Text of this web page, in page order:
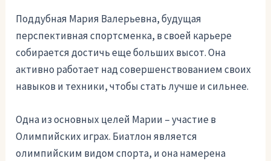
Поддубная Мария Валерьевна, будущая
перспективная спортсменка, в своей карьере
собирается достичь еще больших высот. Она
активно работает над совершенствованием своих
навыков и техники, чтобы стать лучше и сильнее.
Одна из основных целей Марии – участие в
Олимпийских играх. Биатлон является
олимпийским видом спорта, и она намерена